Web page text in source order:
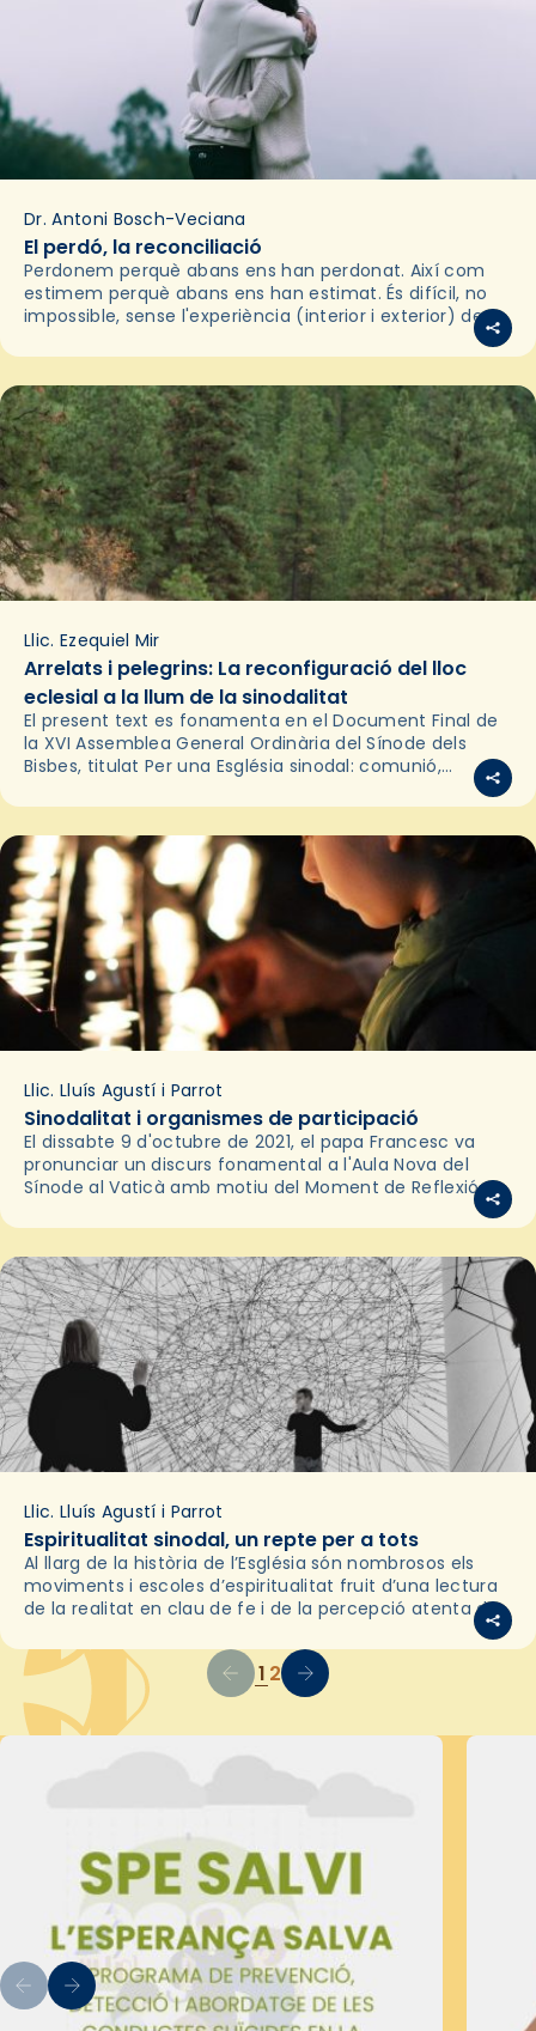
Dr. Antoni Bosch-Veciana
El perdó, la reconciliació
Perdonem perquè abans ens han perdonat. Així com
estimem perquè abans ens han estimat. És difícil, no
impossible, sense l'experiència (interior i exterior) de
Llic. Ezequiel Mir
Arrelats i pelegrins: La reconfiguració del lloc
eclesial a la llum de la sinodalitat
El present text es fonamenta en el Document Final de
la XVI Assemblea General Ordinària del Sínode dels
Bisbes, titulat Per una Església sinodal: comunió,
Llic. Lluís Agustí i Parrot
Sinodalitat i organismes de participació
El dissabte 9 d'octubre de 2021, el papa Francesc va
pronunciar un discurs fonamental a l'Aula Nova del
Sínode al Vaticà amb motiu del Moment de Reflexió
Llic. Lluís Agustí i Parrot
Espiritualitat sinodal, un repte per a tots
Al llarg de la història de l’Església són nombrosos els
moviments i escoles d’espiritualitat fruit d’una lectura
de la realitat en clau de fe i de la percepció atenta de
1 2